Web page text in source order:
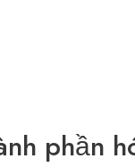
phần